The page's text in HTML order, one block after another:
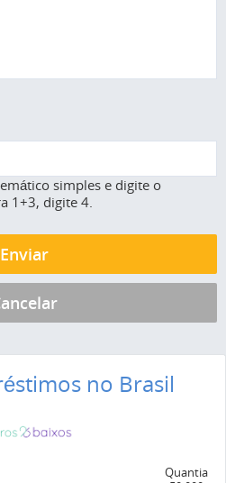
simples e digite o
1+3, digite 4.
no Brasil
Quantia